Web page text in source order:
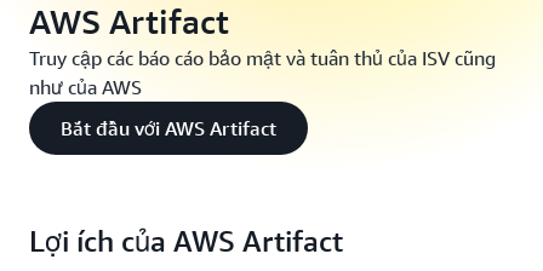
AWS Artifact
Truy cập các báo cáo bảo mật và tuân thủ của ISV cũng
như của AWS
Bắt đầu với AWS Artifact
Lợi ích của AWS Artifact